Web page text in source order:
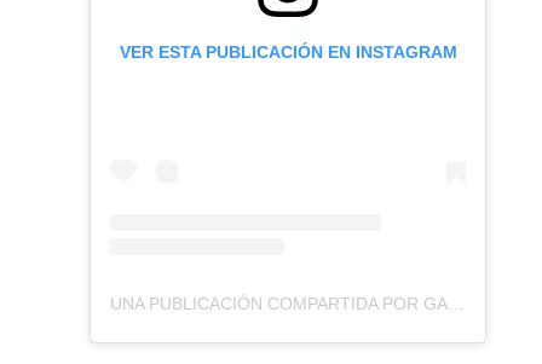
VER ESTA PUBLICACIÓN EN INSTAGRAM